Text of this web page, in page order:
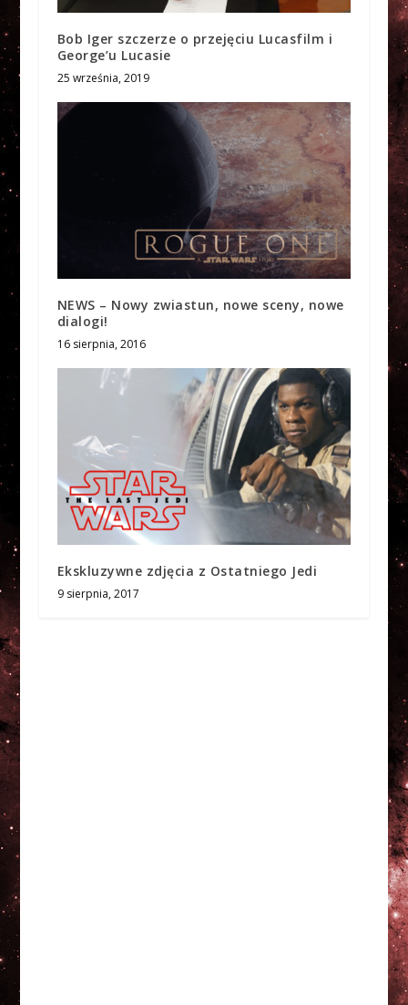
Bob Iger szczerze o przejęciu Lucasfilm i
George’u Lucasie
25 września, 2019
NEWS – Nowy zwiastun, nowe sceny, nowe
dialogi!
16 sierpnia, 2016
Ekskluzywne zdjęcia z Ostatniego Jedi
9 sierpnia, 2017